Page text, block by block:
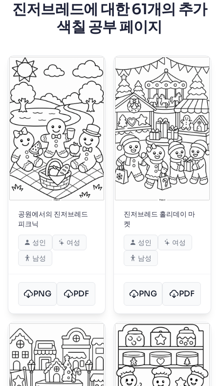
진저브레드에 대한 61개의 추가
색칠 공부 페이지
공원에서의 진저브레드
피크닉
성인
여성
남성
PNG PDF
진저브레드 홀리데이 마
켓
성인
여성
남성
PNG PDF